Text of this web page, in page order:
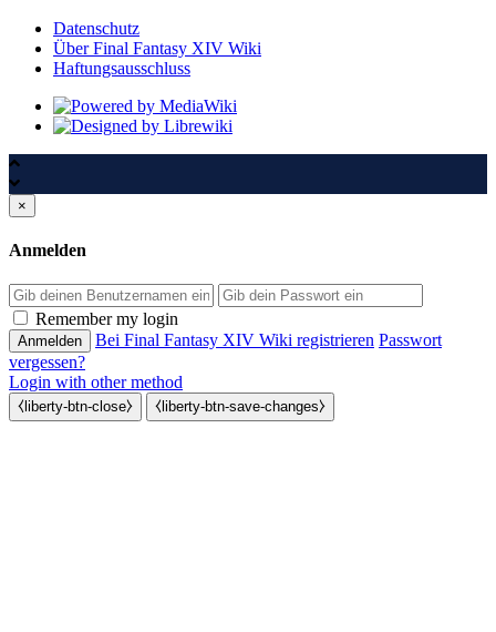
Datenschutz
Über Final Fantasy XIV Wiki
Haftungsausschluss
×
Anmelden
Passwort
Remember my login
Bei Final Fantasy XIV Wiki registrieren Passwort
vergessen?
Login with other method
⧼liberty-btn-close⧽ ⧼liberty-btn-save-changes⧽